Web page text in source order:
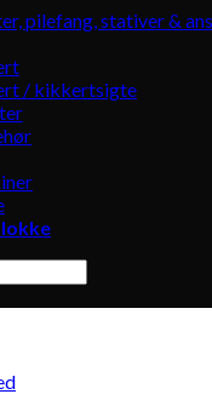
pilefang, stativer &
/ kikkertsigte